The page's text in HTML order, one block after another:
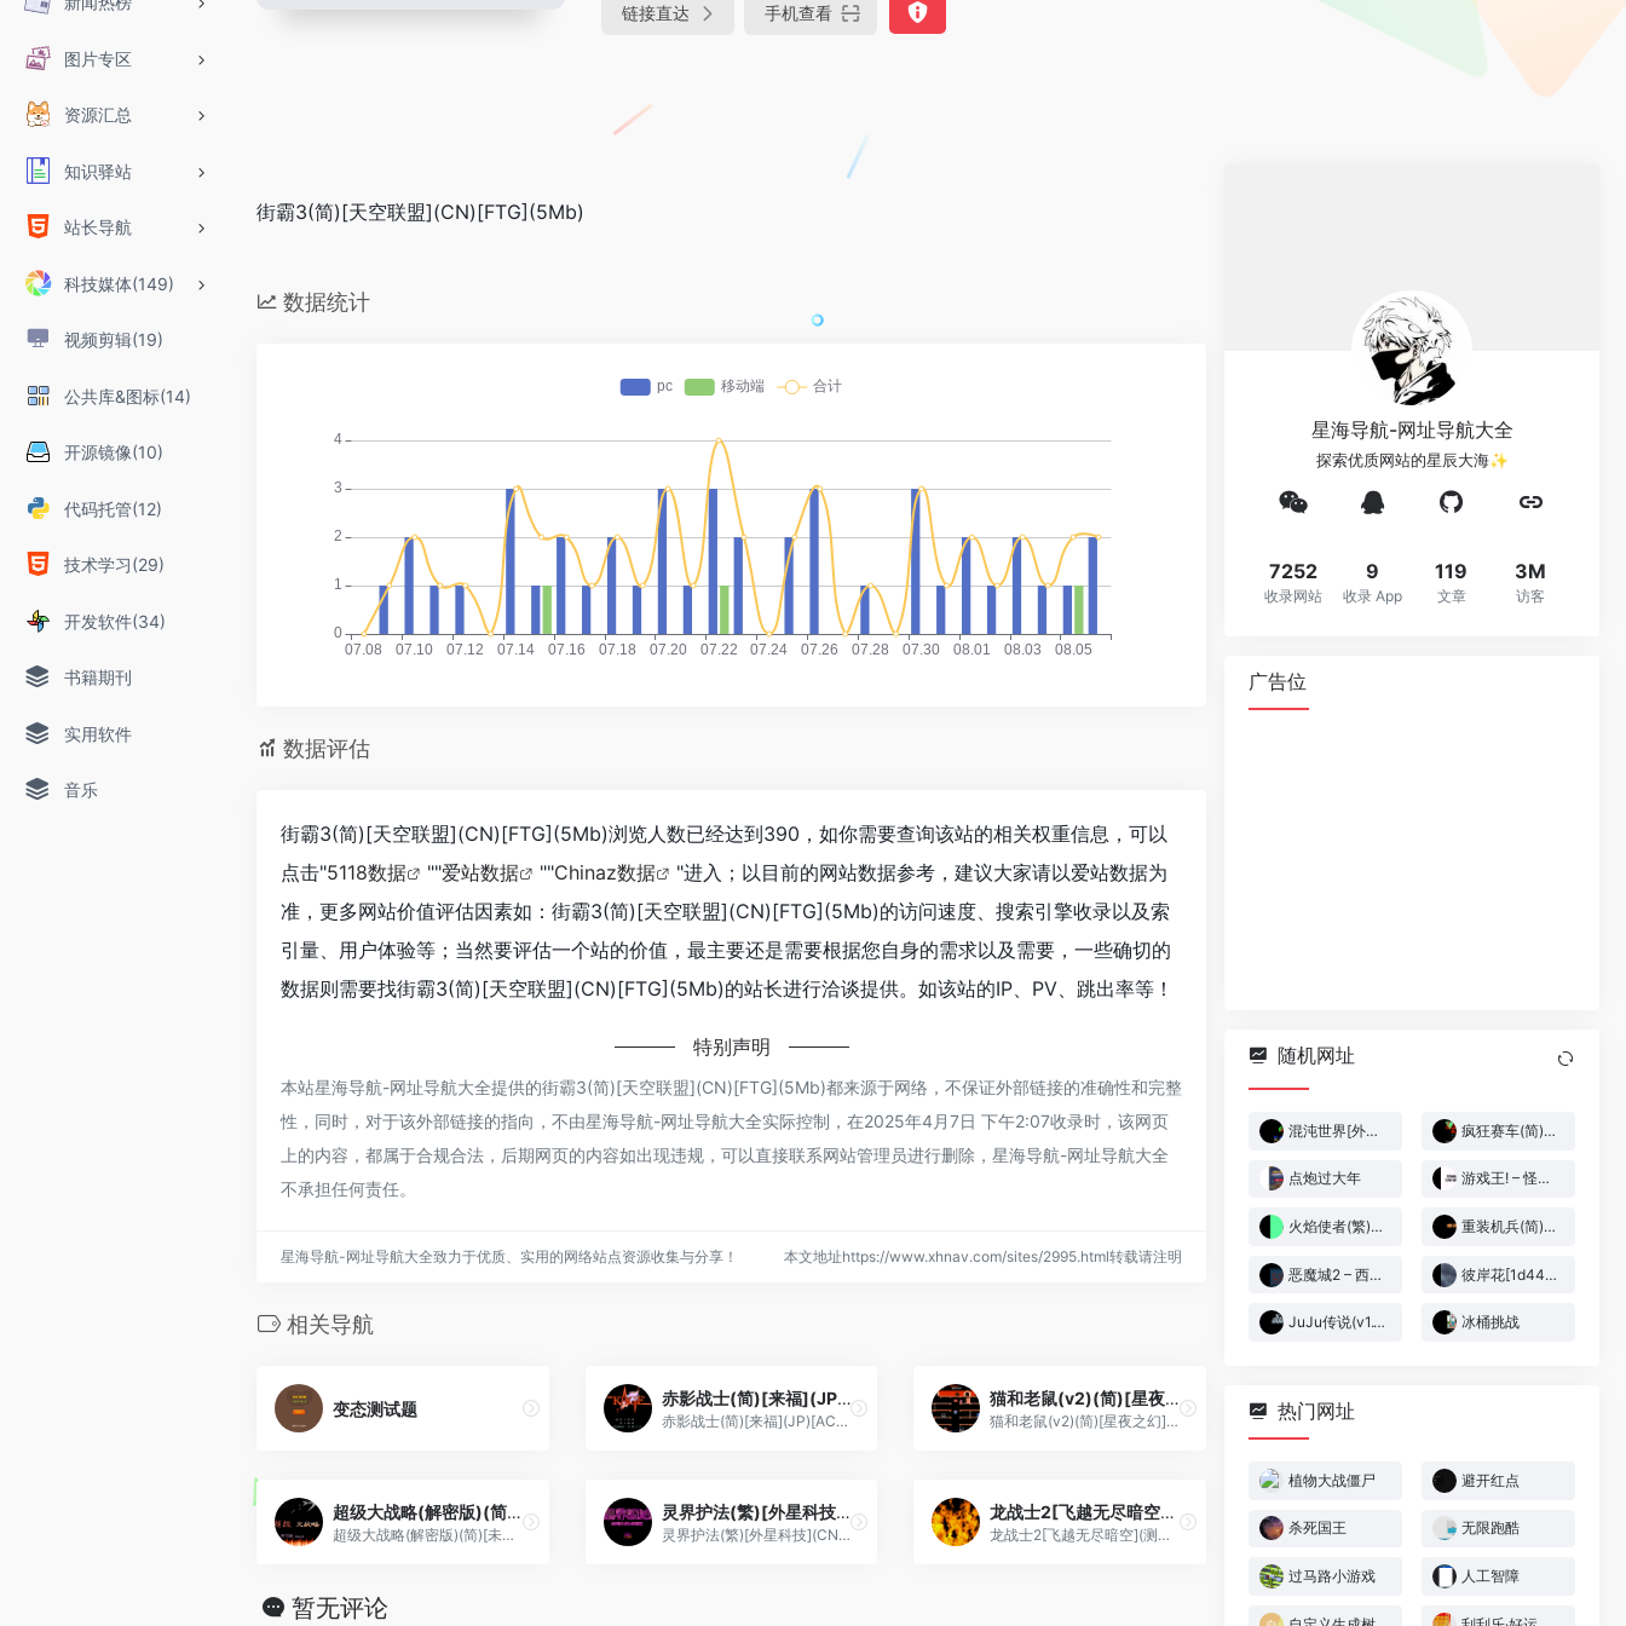
图片专区
资源汇总
知识驿站
站长导航
科技媒体(149)
视频剪辑(19)
公共库&图标(14)
开源镜像(10)
代码托管(12)
技术学习(29)
开发软件(34)
书籍期刊
实用软件
音乐
链接直达 手机查看
街霸3(简)[天空联盟](CN)[FTG](5Mb)
数据统计
数据评估
街霸3(简)[天空联盟](CN)[FTG](5Mb)浏览人数已经达到390，如你需要查询该站的相关权重信息，可以
点击"5118数据 ""爱站数据 ""Chinaz数据
"进入；以目前的网站数据参考，建议大家请以爱站数据为
准，更多网站价值评估因素如：街霸3(简)[天空联盟](CN)[FTG](5Mb)的访问速度、搜索引擎收录以及索
引量、用户体验等；当然要评估一个站的价值，最主要还是需要根据您自身的需求以及需要，一些确切的
数据则需要找街霸3(简)[天空联盟](CN)[FTG](5Mb)的站长进行洽谈提供。如该站的IP、PV、跳出率等！
特别声明
本站星海导航-网址导航大全提供的街霸3(简)[天空联盟](CN)[FTG](5Mb)都来源于网络，不保证外部链接的准确性和完整
性，同时，对于该外部链接的指向，不由星海导航-网址导航大全实际控制，在2025年4月7日 下午2:07收录时，该网页
上的内容，都属于合规合法，后期网页的内容如出现违规，可以直接联系网站管理员进行删除，星海导航-网址导航大全
不承担任何责任。
星海导航-网址导航大全致力于优质、实用的网络站点资源收集与分享！ 本文地址https://www.xhnav.com/sites/2995.html转载请注明
相关导航
变态测试题
赤影战士(简)[来福](JP)[ACT](2Mb)
赤影战士(简)[来福](JP)[ACT](2Mb)
猫和老鼠(v2)(简)[星夜之幻](JP)[ACT](0.31Mb)
猫和老鼠(v2)(简)[星夜之幻](JP)[ACT](0.31Mb)
超级大战略(解密版)(简)[未知+WXN](JP)[SLG](4Mb)
超级大战略(解密版)(简)[未知+WXN](JP)[SLG](4Mb)
灵界护法(繁)[外星科技](CN)[ACT](4Mb)
灵界护法(繁)[外星科技](CN)[ACT](4Mb)
龙战士2[飞越无尽暗空](测试)[简](US)(35.99Mb)
龙战士2[飞越无尽暗空](测试)[简](US)(35.99Mb)
暂无评论
星海导航-网址导航大全
探索优质网站的星辰大海✨
7252
收录网站
9
收录 App
119
文章
3M
访客
广告位
随机网址
混沌世界[外星科技+腓特烈修正](JP)[RPG](6Mb) 疯狂赛车(简)[高伟](JP)[RAC](0.18Mb)
点炮过大年 游戏王! – 怪兽决斗8 破灭的大邪神[天使汉化组](简)(JP)(128Mb)
火焰使者(繁)[恒格电子](JP)[RPG](4Mb) 重装机兵(简)[恒格电子](JP)[RPG](6Mb)
恶魔城2 – 西蒙的任务(v1.1)(繁)[未名](US)[ACT](3Mb) 彼岸花[1d4444](v1.0)(简)(JP)(64Mb)
JuJu传说(v1.1)(简)[MS](JP)[ACT](3Mb) 冰桶挑战
热门网址
植物大战僵尸 避开红点
杀死国王 无限跑酷
过马路小游戏 人工智障